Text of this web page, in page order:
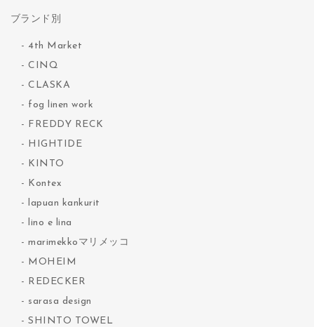
ブランド別
4th Market
CINQ
CLASKA
fog linen work
FREDDY RECK
HIGHTIDE
KINTO
Kontex
lapuan kankurit
lino e lina
marimekkoマリメッコ
MOHEIM
REDECKER
sarasa design
SHINTO TOWEL